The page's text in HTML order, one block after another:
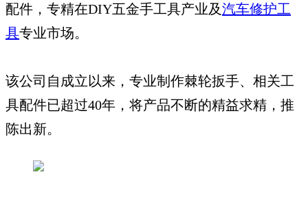
配件，专精在DIY五金手工具产业及汽车修护工
具专业市场。
该公司自成立以来，专业制作棘轮扳手、相关工
具配件已超过40年，将产品不断的精益求精，推
陈出新。